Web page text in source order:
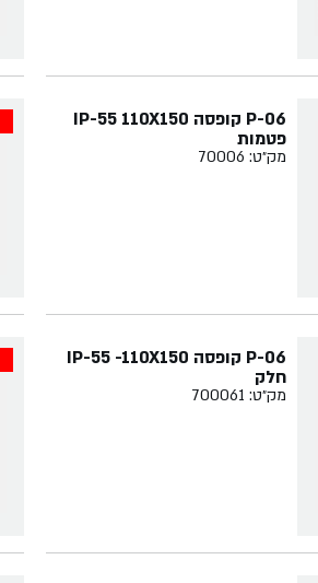
P-06 קופסה IP-55 110X150
פטמות
מק״ט: 70006
P-06 קופסה IP-55 -110X150
חלק
מק״ט: 700061